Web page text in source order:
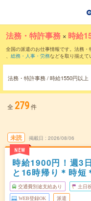
法務・特許事務 × 時給
全国の派遣のお仕事情報です。法務・
、 総務・人事・労務などを取り揃えて
法務・特許事務 / 時給1550円以上
全 279件
未読
NEW
掲載日 2026/08/06
時給1900円！週3
と16時帰り＊時短
交通費別途支給あり 土日
WEB登録OK 派遣